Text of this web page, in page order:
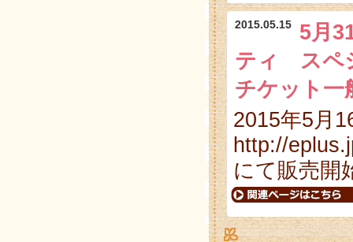
2015.05.15
5月
ティ スペ
チケット一
2015年5月
http://
にて販売開